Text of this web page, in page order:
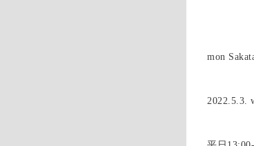
mon
2022.5.3.